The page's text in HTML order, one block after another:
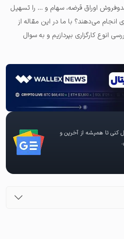
اوراق قرضه، سهام و … را تسهیل
انجام می‌دهند؟ با ما در این مقاله از
انوع کارگزاری بپردازیم و به سوال
کنی تا همیشه از آخرین و